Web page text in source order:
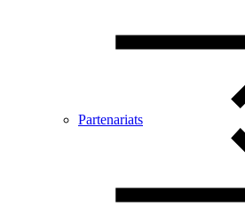
Partenariats